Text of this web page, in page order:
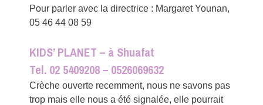
Pour parler avec la directrice : Margaret Younan,
05 46 44 08 59
KIDS’ PLANET – à Shuafat
Tel. 02 5409208 – 0526069632
Crèche ouverte recemment, nous ne savons pas
trop mais elle nous a été signalée, elle pourrait